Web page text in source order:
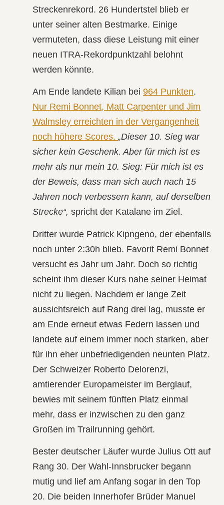
Streckenrekord. 26 Hundertstel blieb er
unter seiner alten Bestmarke. Einige
vermuteten, dass diese Leistung mit einer
neuen ITRA-Rekordpunktzahl belohnt
werden könnte.
Am Ende landete Kilian bei 964 Punkten.
Nur Remi Bonnet, Matt Carpenter und Jim
Walmsley erreichten in der Vergangenheit
noch höhere Scores. „Dieser 10. Sieg war
sicher kein Geschenk. Aber für mich ist es
mehr als nur mein 10. Sieg: Für mich ist es
der Beweis, dass man sich auch nach 15
Jahren noch verbessern kann, auf derselben
Strecke“, spricht der Katalane im Ziel.
Dritter wurde Patrick Kipngeno, der ebenfalls
noch unter 2:30h blieb. Favorit Remi Bonnet
versucht es Jahr um Jahr. Doch so richtig
scheint ihm dieser Kurs nahe seiner Heimat
nicht zu liegen. Nachdem er lange Zeit
aussichtsreich auf Rang drei lag, musste er
am Ende erneut etwas Federn lassen und
landete auf einem immer noch starken, aber
für ihn eher unbefriedigenden neunten Platz.
Der Schweizer Roberto Delorenzi,
amtierender Europameister im Berglauf,
bewies mit seinem fünften Platz einmal
mehr, dass er inzwischen zu den ganz
Großen im Trailrunning gehört.
Bester deutscher Läufer wurde Julius Ott auf
Rang 30. Der Wahl-Innsbrucker begann
mutig und lief am Anfang sogar in den Top
20. Die beiden Innerhofer Brüder Manuel